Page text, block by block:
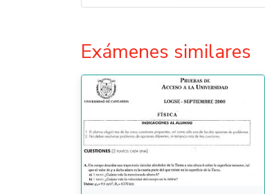
Exámenes similares